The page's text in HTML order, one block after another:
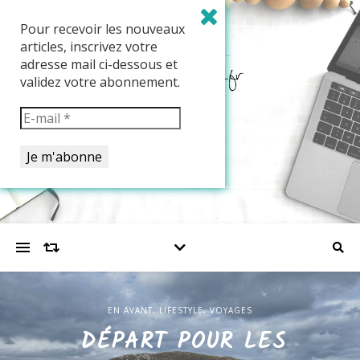
EN AVANT, LIFESTYLE,VOYAGES
DÉPART POUR LES
EN AVANT LIFESTYLE VOYAGES
EN AVANT, LIFESTYLE,VOYAGES
PRÉPARATION DE NOTRE
Pour recevoir les nouveaux
articles, inscrivez votre
adresse mail ci-dessous et
validez votre abonnement.